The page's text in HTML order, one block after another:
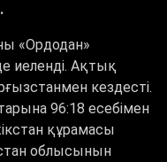
«Ордодан»
иеленді. Ақтық
кездесті.
96:18 есебімен
құрамасы
облысынын